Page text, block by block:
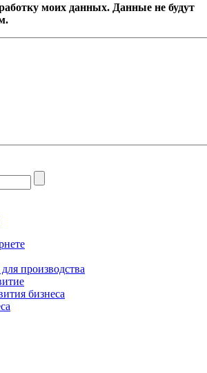
моих данных. Данные не будут
производства
бизнеса